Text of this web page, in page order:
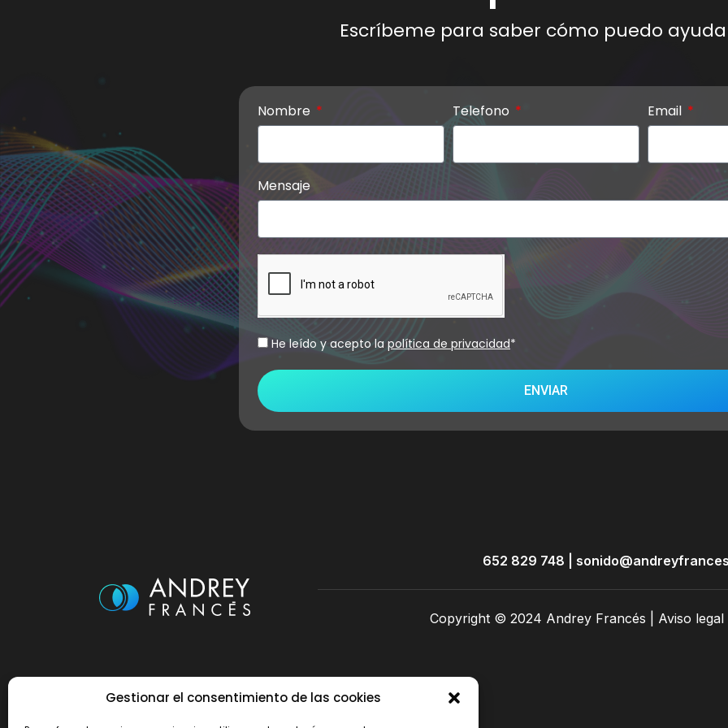
Gestionar el consentimiento de las cookies
Escríbeme para saber cómo puedo
Nombre Telefono Email
Mensaje
He leído y acepto la política de privacidad*
ENVIAR
652 829 748
Copyright © 2024 Andrey Francés | Aviso legal